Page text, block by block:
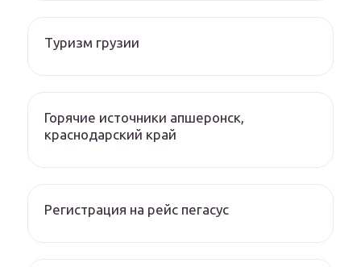
Туризм грузии
Горячие источники апшеронск,
краснодарский край
Регистрация на рейс пегасус